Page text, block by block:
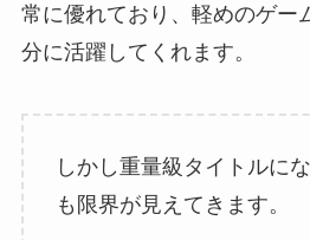
常に優れており、軽めのゲー
分に活躍してくれます。
しかし重量級タイトルに
も限界が見えてきます。